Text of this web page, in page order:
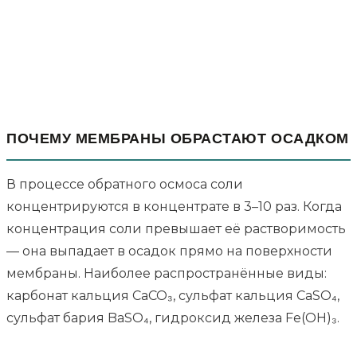
ПОЧЕМУ МЕМБРАНЫ ОБРАСТАЮТ ОСАДКОМ
В процессе обратного осмоса соли
концентрируются в концентрате в 3–10 раз. Когда
концентрация соли превышает её растворимость
— она выпадает в осадок прямо на поверхности
мембраны. Наиболее распространённые виды:
карбонат кальция CaCO₃, сульфат кальция CaSO₄,
сульфат бария BaSO₄, гидроксид железа Fe(OH)₃.